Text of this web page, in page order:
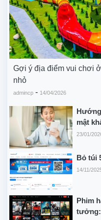
Gợi ý địa điểm vui chơi
nhỏ
admincp - 14/04/2026
mật
23/01/
Bỏ túi
14/11/
Phim
tưởng: